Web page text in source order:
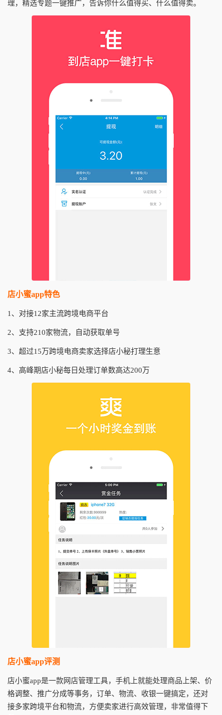
理，精选专题一键推广，告诉你什么值得买、什么值得卖。
店小蜜app特色
1、对接12家主流跨境电商平台
2、支持210家物流，自动获取单号
3、超过15万跨境电商卖家选择店小秘打理生意
4、高峰期店小秘每日处理订单数高达200万
店小蜜app评测
店小蜜app是一款网店管理工具，手机上就能处理商品上架、价
格调整、推广分成等事务，订单、物流、收银一键搞定，还对
接多家跨境平台和物流，方便卖家进行高效管理，非常值得下